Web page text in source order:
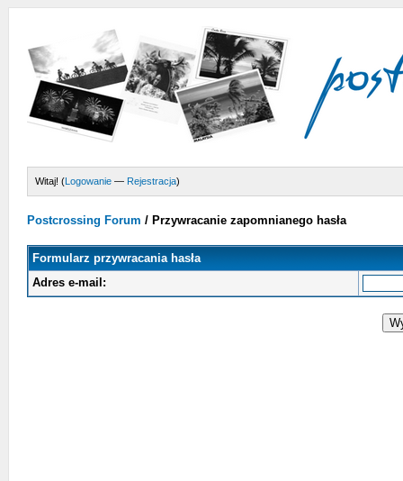
Witaj! (Logowanie — Rejestracja)
Postcrossing Forum / Przywracanie zapomnianego hasła
Formularz przywracania hasła
Adres e-mail: